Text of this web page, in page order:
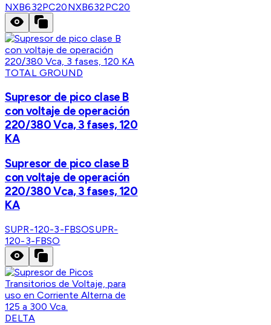
NXB632PC20NXB632PC20
TOTAL GROUND
Supresor de pico clase B
con voltaje de operación
220/380 Vca, 3 fases, 120
KA
Supresor de pico clase B
con voltaje de operación
220/380 Vca, 3 fases, 120
KA
SUPR-120-3-FBSOSUPR-
120-3-FBSO
DELTA